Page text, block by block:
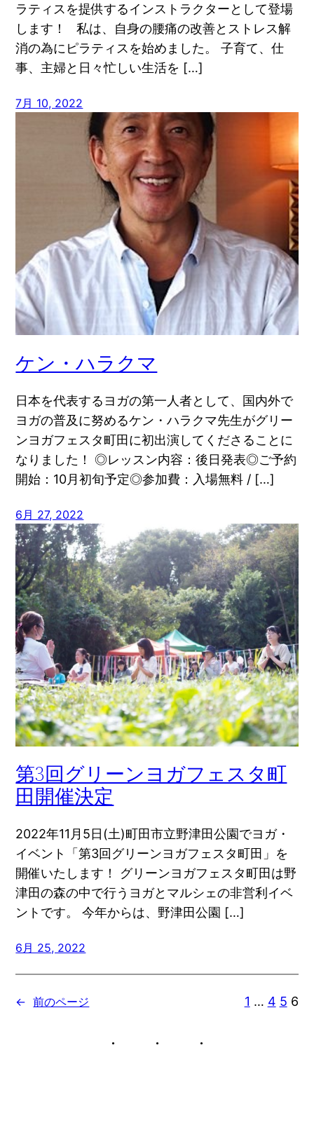
ラティスを提供するインストラクターとして登場
します！ 私は、自身の腰痛の改善とストレス解
消の為にピラティスを始めました。 子育て、仕
事、主婦と日々忙しい生活を […]
7月 10, 2022
ケン・ハラクマ
日本を代表するヨガの第一人者として、国内外で
ヨガの普及に努めるケン・ハラクマ先生がグリー
ンヨガフェスタ町田に初出演してくださることに
なりました！ ◎レッスン内容：後日発表◎ご予約
開始：10月初旬予定◎参加費：入場無料 / […]
6月 27, 2022
第3回グリーンヨガフェスタ町
田開催決定
2022年11月5日(土)町田市立野津田公園でヨガ・
イベント「第3回グリーンヨガフェスタ町田」を
開催いたします！ グリーンヨガフェスタ町田は野
津田の森の中で行うヨガとマルシェの非営利イベ
ントです。 今年からは、野津田公園 […]
6月 25, 2022
← 前のページ 1 … 4 5 6